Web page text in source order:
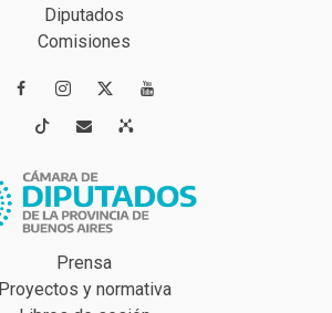
Diputados
Comisiones
 
 
Prensa
Proyectos y normativa